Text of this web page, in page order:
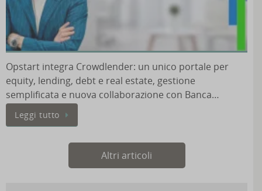
Opstart integra Crowdlender: un unico portale per
equity, lending, debt e real estate, gestione
semplificata e nuova collaborazione con Banca…
Leggi tutto
Altri articoli